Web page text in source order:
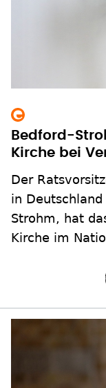
Bedford-
Kirche bei
Der
in
Strohm, hat
Kirche im